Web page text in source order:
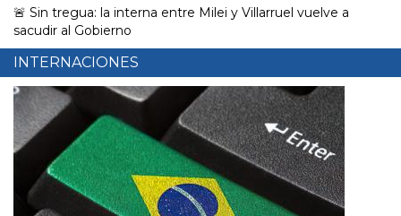
🚨 Sin tregua: la interna entre Milei y Villarruel vuelve a
sacudir al Gobierno
INTERNACIONES